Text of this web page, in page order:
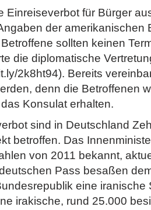
Einreiseverbot für Bürger
der amerikanischen
sollten keinen
die diplomatische
2k8ht94). Bereits
denn die Betroffenen
Konsulat erhalten.
sind in Deutschland
betroffen. Das
von 2011 bekannt,
Pass besaßen
eine iranische
irakische, rund 25.000